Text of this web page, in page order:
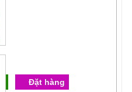
Đặt hàng